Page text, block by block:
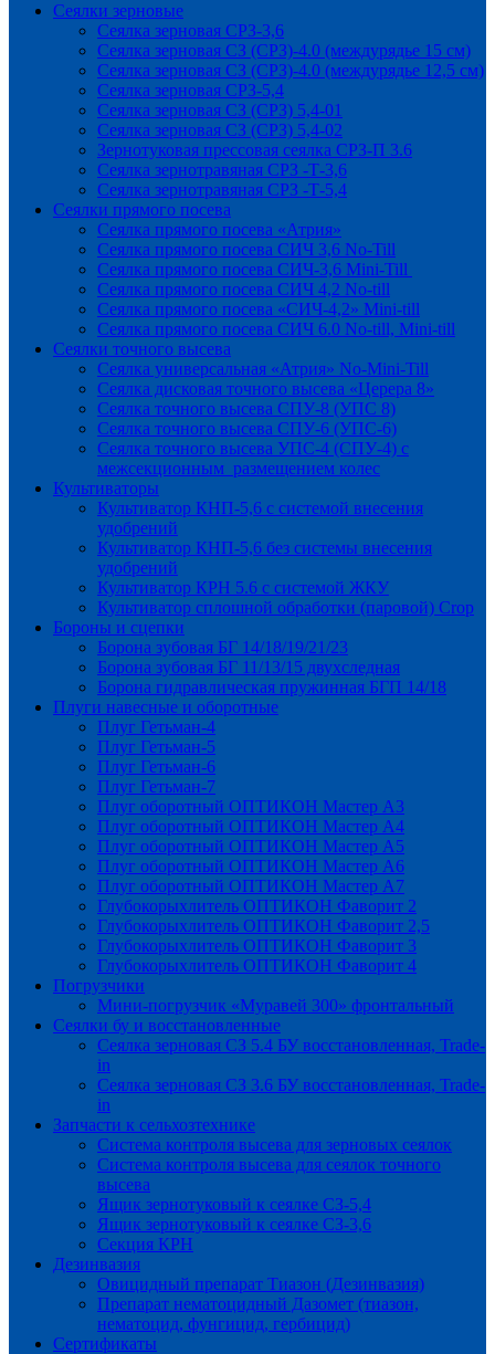
Сеялки зерновые
Сеялка зерновая СРЗ-3,6
Сеялка зерновая СЗ (СРЗ)-4.0 (междурядье 15 см)
Сеялка зерновая СЗ (СРЗ)-4.0 (междурядье 12,5 см)
Сеялка зерновая СРЗ-5,4
Сеялка зерновая СЗ (СРЗ) 5,4-01
Сеялка зерновая СЗ (СРЗ) 5,4-02
Зернотуковая прессовая сеялка СРЗ-П 3.6
Сеялка зернотравяная СРЗ -Т-3,6
Сеялка зернотравяная СРЗ -Т-5,4
Сеялки прямого посева
Сеялка прямого посева «Атрия»
Сеялка прямого посева СИЧ 3,6 No-Till
Сеялка прямого посева СИЧ-3,6 Mini-Till
Сеялка прямого посева СИЧ 4,2 No-till
Сеялка прямого посева «СИЧ-4,2» Mini-till
Сеялка прямого посева СИЧ 6.0 No-till, Mini-till
Сеялки точного высева
Сеялка универсальная «Атрия» No-Mini-Till
Сеялка дисковая точного высева «Церера 8»
Сеялка точного высева СПУ-8 (УПС 8)
Сеялка точного высева СПУ-6 (УПС-6)
Сеялка точного высева УПС-4 (СПУ-4) с
межсекционным размещением колес
Культиваторы
Культиватор КНП-5,6 с системой внесения
удобрений
Культиватор КНП-5,6 без системы внесения
удобрений
Культиватор КРН 5.6 с системой ЖКУ
Культиватор сплошной обработки (паровой) Crop
Бороны и сцепки
Борона зубовая БГ 14/18/19/21/23
Борона зубовая БГ 11/13/15 двухследная
Борона гидравлическая пружинная БГП 14/18
Плуги навесные и оборотные
Плуг Гетьман-4
Плуг Гетьман-5
Плуг Гетьман-6
Плуг Гетьман-7
Плуг оборотный ОПТИКОН Мастер А3
Плуг оборотный ОПТИКОН Мастер А4
Плуг оборотный ОПТИКОН Мастер А5
Плуг оборотный ОПТИКОН Мастер А6
Плуг оборотный ОПТИКОН Мастер А7
Глубокорыхлитель ОПТИКОН Фаворит 2
Глубокорыхлитель ОПТИКОН Фаворит 2,5
Глубокорыхлитель ОПТИКОН Фаворит 3
Глубокорыхлитель ОПТИКОН Фаворит 4
Погрузчики
Мини-погрузчик «Муравей 300» фронтальный
Сеялки бу и восстановленные
Сеялка зерновая СЗ 5.4 БУ восстановленная, Trade-
in
Сеялка зерновая СЗ 3.6 БУ восстановленная, Trade-
in
Запчасти к сельхозтехнике
Система контроля высева для зерновых сеялок
Система контроля высева для сеялок точного
высева
Ящик зернотуковый к сеялке СЗ-5,4
Ящик зернотуковый к сеялке СЗ-3,6
Секция КРН
Дезинвазия
Овицидный препарат Тиазон (Дезинвазия)
Препарат нематоцидный Дазомет (тиазон,
нематоцид, фунгицид, гербицид)
Сертификаты